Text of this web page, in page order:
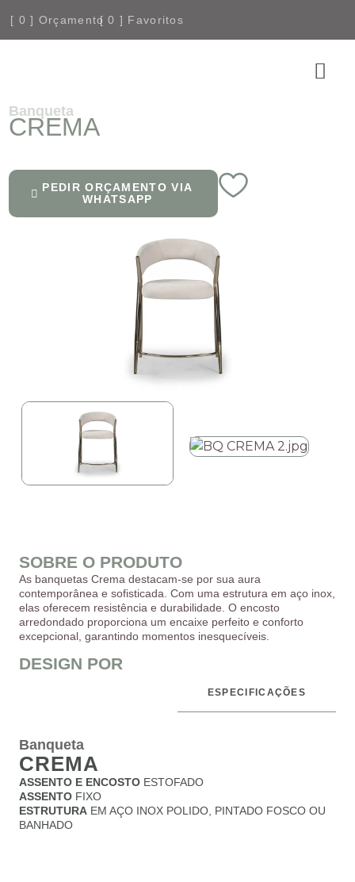
[ 0 ] Orçamento[0 ] Favoritos
Banqueta
CREMA
PEDIR ORÇAMENTO VIA
WHATSAPP
SOBRE O PRODUTO
As banquetas Crema destacam-se por sua aura
contemporânea e sofisticada. Com uma estrutura em aço inox,
elas oferecem resistência e durabilidade. O encosto
arredondado proporciona um encaixe perfeito e conforto
excepcional, garantindo momentos inesquecíveis.
DESIGN POR
ESPECIFICAÇÕES
Banqueta
CREMA
ASSENTO E ENCOSTO ESTOFADO
ASSENTO FIXO
ESTRUTURA EM AÇO INOX POLIDO, PINTADO FOSCO OU
BANHADO